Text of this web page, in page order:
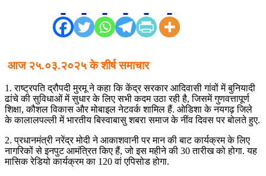
आज २५.०३.२०२५ के शीर्ष समाचार
1. राष्ट्रपति द्रौपदी मुरमू ने कहा कि केंद्र सरकार आदिवासी गांवों में बुनियादी
ढांचे की सुविधाओं में सुधार के लिए सभी कदम उठा रही है, जिसमें गुणवत्तापूर्ण
शिक्षा, कौशल विकास और मोबाइल नेटवर्क शामिल हैं. ओडिशा के नयगढ़ जिले
के कालालपल्ली में भारतीय बिस्वाबासु शबरा समाज के नींव दिवस पर बोलते हुए.
2. प्रधानमंत्री नरेंद्र मोदी ने आकाशवानी पर मान की बाट कार्यक्रम के लिए
नागरिकों से इनपुट आमंत्रित किए हैं, जो इस महीने की 30 तारीख को होगा. यह
मासिक रेडियो कार्यक्रम का 120 वां एपिसोड होगा.